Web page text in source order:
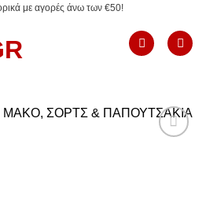
με αγορές άνω των €50!